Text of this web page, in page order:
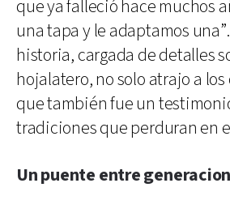
que ya falleció hace muchos
una tapa y le adaptamos
historia, cargada de detalles
hojalatero, no solo atrajo a
que también fue un
tradiciones que perduran en
Un puente entre